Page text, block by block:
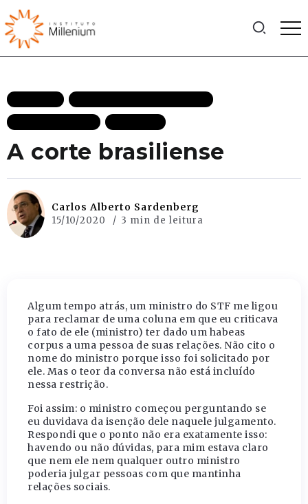
A corte brasiliense
Carlos Alberto Sardenberg
15/10/2020 3 min de leitura
Algum tempo atrás, um ministro do STF me ligou
para reclamar de uma coluna em que eu criticava
o fato de ele (ministro) ter dado um habeas
corpus a uma pessoa de suas relações. Não cito o
nome do ministro porque isso foi solicitado por
ele. Mas o teor da conversa não está incluído
nessa restrição.
Foi assim: o ministro começou perguntando se
eu duvidava da isenção dele naquele julgamento.
Respondi que o ponto não era exatamente isso:
havendo ou não dúvidas, para mim estava claro
que nem ele nem qualquer outro ministro
poderia julgar pessoas com que mantinha
relações sociais.